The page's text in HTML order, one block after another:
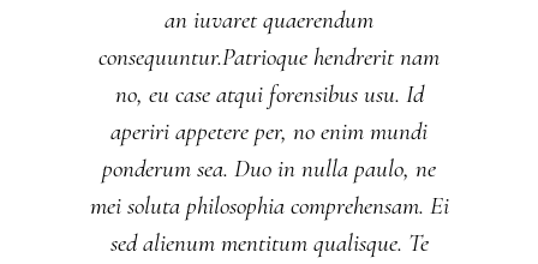
an iuvaret quaerendum
consequuntur.Patrioque hendrerit nam
no, eu case atqui forensibus usu. Id
aperiri appetere per, no enim mundi
ponderum sea. Duo in nulla paulo, ne
mei soluta philosophia comprehensam. Ei
sed alienum mentitum qualisque. Te